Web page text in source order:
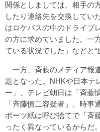
関係としましては、相手の
したり連絡先を交換してい
はロケバスの中のドライブ
の方に求めていました。一
ている状況でした」などと“
一方、斉藤のメディア報
題となった。NHKや日本テ
ー」、テレビ朝日は「斉藤
「斉藤慎二容疑者」、時事
ポーツ紙は呼び捨てで「斉
ったく異なっているからだ。